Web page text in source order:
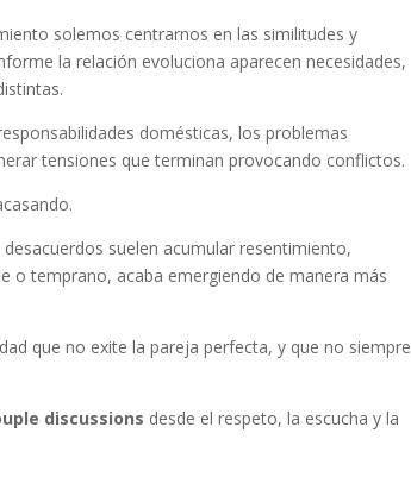
solemos centrarnos en las similitudes y
la relación evoluciona aparecen necesidades,
domésticas, los problemas
tensiones que terminan provocando conflictos.
suelen acumular resentimiento,
o temprano, acaba emergiendo de manera más
que no exite la pareja perfecta, y que no siempre
discussions desde el respeto, la escucha y la